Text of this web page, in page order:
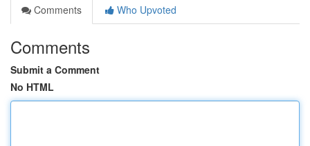
Comments
Who Upvoted
Comments
Submit a Comment
No HTML